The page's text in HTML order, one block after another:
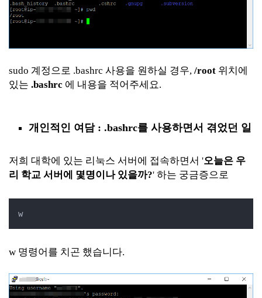
sudo 계정으로 .bashrc 사용을 원하실 경우, /root 위치에
있는 .bashrc 에 내용을 적어주세요.
개인적인 여담 : .bashrc를 사용하면서 겪었던 일
저희 대학에 있는 리눅스 서버에 접속하면서 '오늘은 우
리 학교 서버에 몇명이나 있을까?' 하는 궁금증으로
w
w 명령어를 치곤 했습니다.